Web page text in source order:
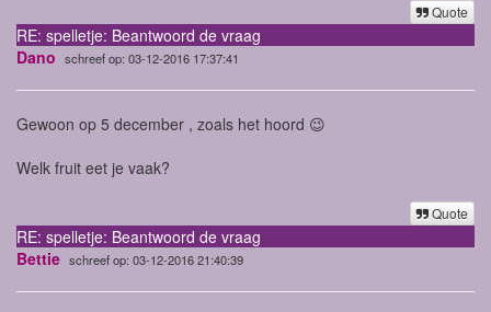
Quote
RE: spelletje: Beantwoord de vraag
Dano schreef op: 03-12-2016 17:37:41
Gewoon op 5 december , zoals het hoord 😉
Welk fruit eet je vaak?
Quote
RE: spelletje: Beantwoord de vraag
Bettie schreef op: 03-12-2016 21:40:39